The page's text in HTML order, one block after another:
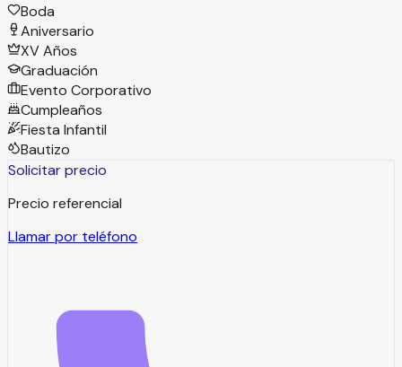
Boda
Aniversario
XV Años
Graduación
Evento Corporativo
Cumpleaños
Fiesta Infantil
Bautizo
Solicitar precio
Precio referencial
Llamar por teléfono